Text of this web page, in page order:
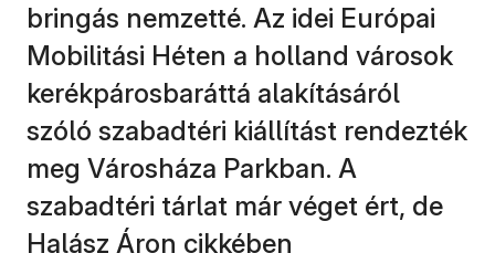
bringás nemzetté. Az idei Európai
Mobilitási Héten a holland városok
kerékpárosbaráttá alakításáról
szóló szabadtéri kiállítást rendezték
meg Városháza Parkban. A
szabadtéri tárlat már véget ért, de
Halász Áron cikkében